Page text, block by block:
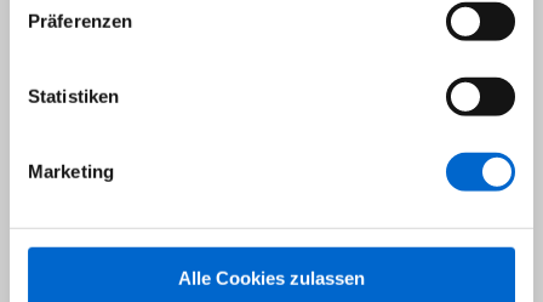
Präferenzen
Statistiken
Marketing
Alle Cookies zulassen
Profi-Netzwerk
Interessante Links
Immobilienfinanzierung
Widerrufsbelehrung